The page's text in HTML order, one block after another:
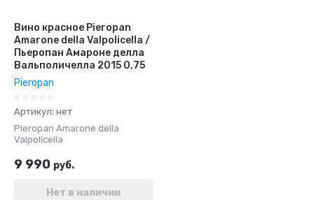
Вино красное Pieropan
Amarone della Valpolicella /
Пьеропан Амароне делла
Вальполичелла 2015 0,75
Pieropan
Артикул: нет
Pieropan Amarone della
Valpolicella
9 990 руб.
Нет в наличии